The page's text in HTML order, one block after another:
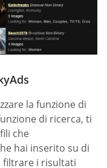
la funzione di
di ricerca, ti
che
hai inserito su di
filtrare i risultati